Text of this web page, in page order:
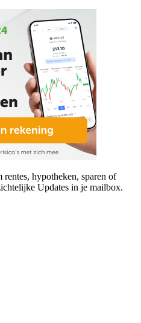
hypotheken, sparen of
Updates in je mailbox.